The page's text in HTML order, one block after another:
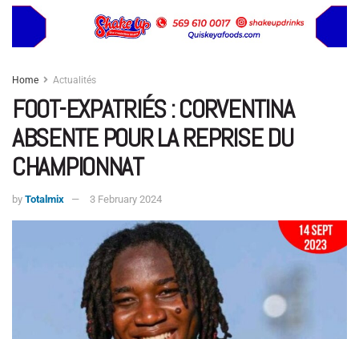
Home Actualités
FOOT-EXPATRIÉS : CORVENTINA
ABSENTE POUR LA REPRISE DU
CHAMPIONNAT
by Totalmix 3 February 2024